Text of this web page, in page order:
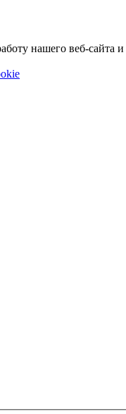
нашего веб-сайта и